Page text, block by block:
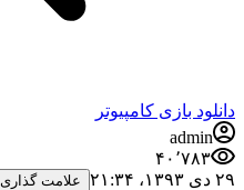
دانلود بازی کامپیوتر
admin
۴۰٬۷۸۳
۲۹ دی ۱۳۹۳،‏ ۲۱:۳۴
علامت گذاری